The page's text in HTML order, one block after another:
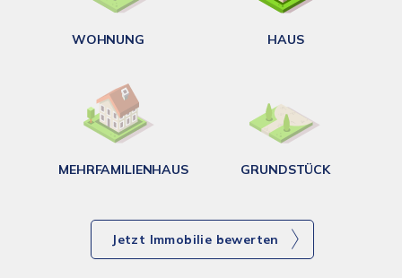
WOHNUNG HAUS
MEHRFAMILIENHAUS GRUNDSTÜCK
Jetzt Immobilie bewerten